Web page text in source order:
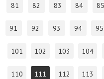
81 82 83 84 85
91 92 93 94 95
101 102 103 104
110 111 112 113